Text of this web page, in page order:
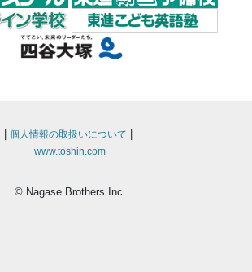
個人情報の取扱いについて
www.toshin.com
© Nagase Brothers Inc.